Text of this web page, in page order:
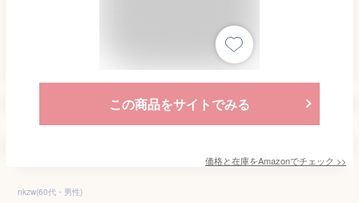
この商品をサイトでみる
価格と在庫をAmazonでチェック >>
nkzw(60代・男性)